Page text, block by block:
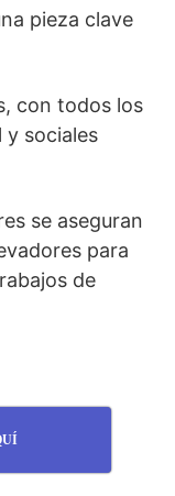
pieza clave
con todos los
y sociales
se aseguran
para
de